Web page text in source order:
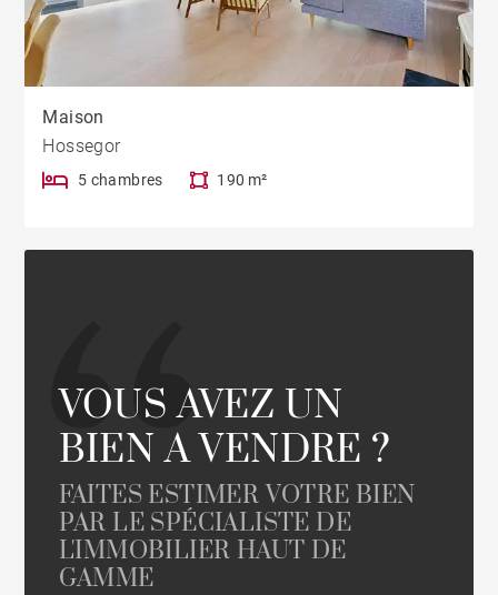
Maison
Hossegor
5 chambres 190 m²
VOUS AVEZ UN
BIEN A VENDRE ?
FAITES ESTIMER VOTRE BIEN
PAR LE SPÉCIALISTE DE
L'IMMOBILIER HAUT DE
GAMME